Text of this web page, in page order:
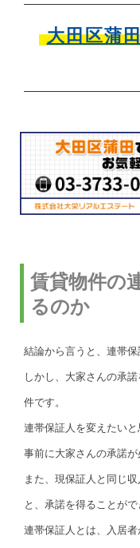
大田区蒲
賃貸物件の
るのか
結論から言うと、連帯保
しかし、大家さんの承
件です。
連帯保証人を変えたいと
事前に大家さんの承諾が
また、現保証人と同じ
と、承諾を得ることがで
連帯保証人とは、入居